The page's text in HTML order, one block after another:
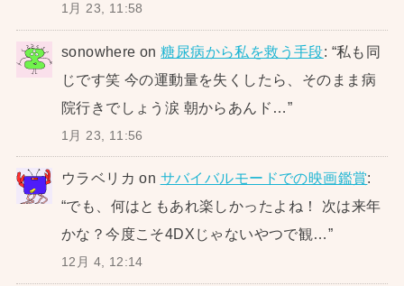
1月 23, 11:58
sonowhere on糖尿病から私を救う手段: “私も同
じです笑 今の運動量を失くしたら、そのまま病
院行きでしょう涙 朝からあんド…”
1月 23, 11:56
ウラベリカ on サバイバルモードでの映画鑑賞:
“でも、何はともあれ楽しかったよね！ 次は来年
かな？今度こそ4DXじゃないやつで観…”
12月 4, 12:14